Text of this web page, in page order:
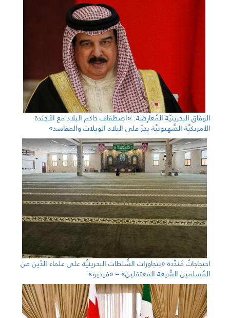
الوفاق البحرينيَّة المُعارِضَة: «اصطفاف حاكم البلاد مع الأجندة
الأمريكيَّة الصُّهيونيَّة يجرّ على البلاد الويلات والمفاسد»
احتجاجاتٌ مُندِّدة «بتجاوزات السُّلطات البحرينيَّة على علماء الدّين من
المُسلمين الشّيعة المعتقلين» – «فيديو»